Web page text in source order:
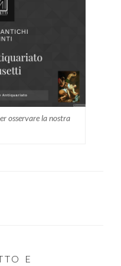
osservare la nostra
E